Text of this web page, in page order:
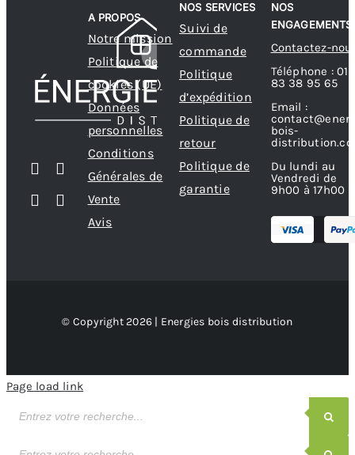
A PROPOS
Notre mission
Politique de
cookies (UE)
Données
personnelles
Conditions
Générales de
Vente
Avis
NOS SERVICES
Suivi de
commande
Politique
d’expédition
Politique de
retour
Politique de
garantie
NOS
ENGAGEMENTS
Contactez-
Téléphone : 01
83 38 95 65
Email :
bois-
Du lundi au
Vendredi de
9h00 à 17h00
© Copyright 2026 | Energies bois distribution
Page load link
de